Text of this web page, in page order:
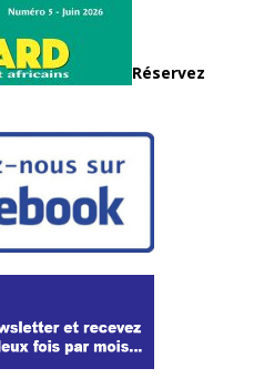
Réservez